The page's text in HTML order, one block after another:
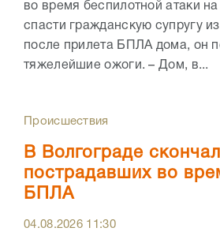
во время беспилотной атаки
спасти гражданскую супругу
после прилета БПЛА дома, он
тяжелейшие ожоги. – Дом, в...
Происшествия
В Волгограде
пострадавших во
БПЛА
04.08.2026 11:30